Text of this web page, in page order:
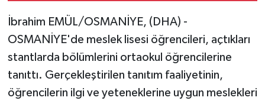
İbrahim EMÜL/OSMANİYE, (DHA) -
OSMANİYE'de meslek lisesi öğrencileri, açtıkları
stantlarda bölümlerini ortaokul öğrencilerine
tanıttı. Gerçekleştirilen tanıtım faaliyetinin,
öğrencilerin ilgi ve yeteneklerine uygun meslekleri